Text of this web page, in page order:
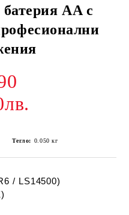
AA с
Тегло: 0.050 кг
/ LS14500)